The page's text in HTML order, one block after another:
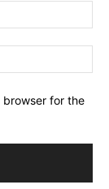
browser for the